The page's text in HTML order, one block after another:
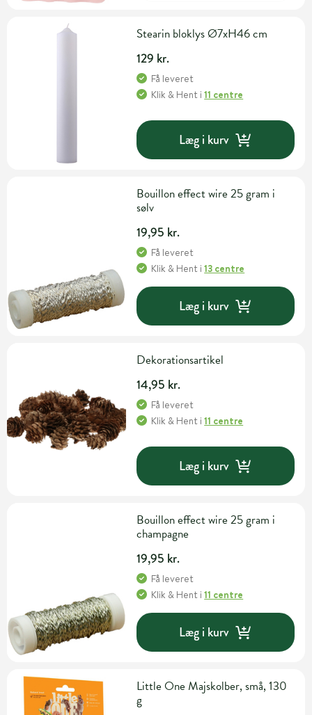
Stearin bloklys Ø7xH46 cm
129 kr.
Få leveret
Klik & Hent i11 centre
Læg i kurv
Bouillon effect wire 25 gram i
sølv
19,95 kr.
Få leveret
Klik & Hent i13 centre
Læg i kurv
Dekorationsartikel
14,95 kr.
Få leveret
Klik & Hent i11 centre
Læg i kurv
Bouillon effect wire 25 gram i
champagne
19,95 kr.
Få leveret
Klik & Hent i11 centre
Læg i kurv
Little One Majskolber, små, 130
g